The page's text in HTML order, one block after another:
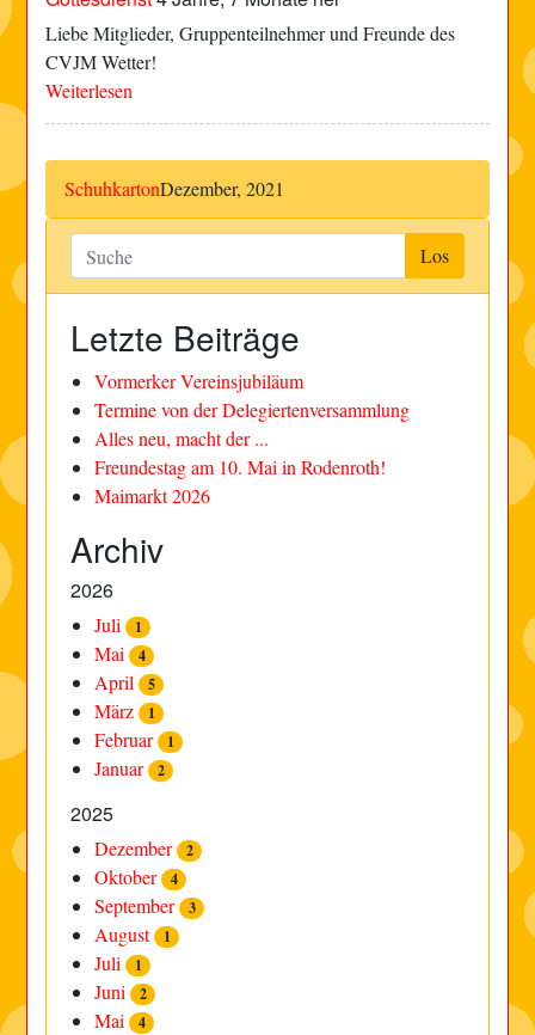
Liebe Mitglieder, Gruppenteilnehmer und Freunde des
CVJM Wetter!
Weiterlesen
SchuhkartonDezember, 2021
Letzte Beiträge
Vormerker Vereinsjubiläum
Termine von der Delegiertenversammlung
Alles neu, macht der ...
Freundestag am 10. Mai in Rodenroth!
Maimarkt 2026
Archiv
2026
Juli 1
Mai 4
April 5
März 1
Februar 1
Januar 2
2025
Dezember 2
Oktober 4
September 3
August 1
Juli 1
Juni 2
Mai 4